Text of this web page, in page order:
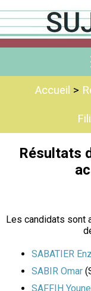
Accueil >
Résultats
Les candidats sont
SABATIER
SABIR Omar
SAFFIH